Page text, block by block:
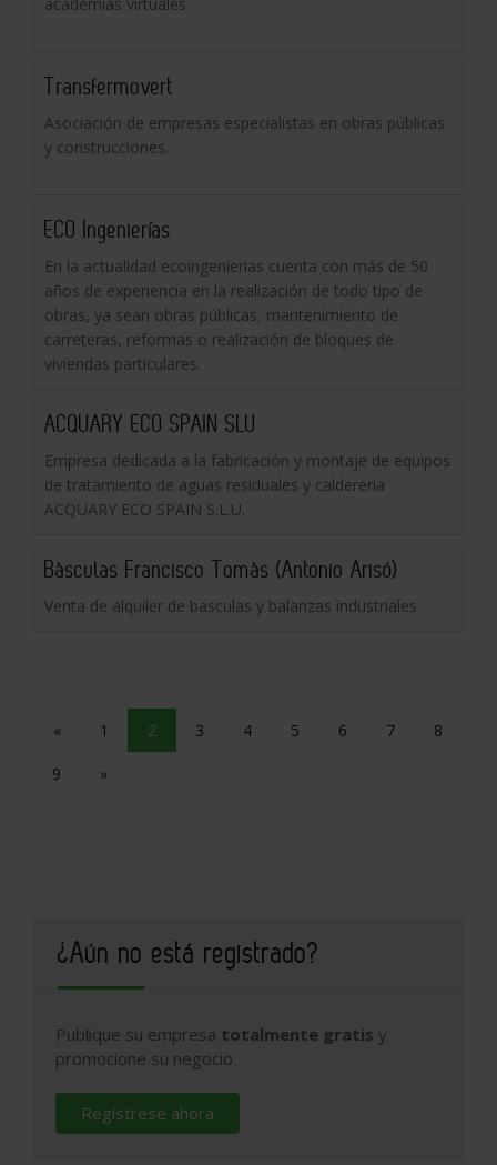
Transfermovert
Asociación de empresas especialistas en obras públicas
y construcciones.
ECO Ingenierías
En la actualidad ecoingenierias cuenta con más de 50
años de experiencia en la realización de todo tipo de
obras, ya sean obras públicas, mantenimiento de
carreteras, reformas o realización de bloques de
viviendas particulares.
ACQUARY ECO SPAIN SLU
Empresa dedicada a la fabricación y montaje de equipos
de tratamiento de aguas residuales y calderería
ACQUARY ECO SPAIN S.L.U.
Bàsculas Francisco Tomàs (Antonio Arisó)
Venta de alquiler de basculas y balanzas industriales
« 1 2 3 4 5 6 7 8
9 »
¿Aún no está registrado?
Publique su empresa totalmente gratis y
promocione su negocio
Regístrese ahora